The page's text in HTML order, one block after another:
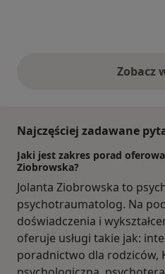
Zobacz
Najczęściej zadawane
Jaki jest zakres porad
Ziobrowska?
Jolanta Ziobrowska to
psychotraumatolog. Na
doświadczenia i
oferuje usługi takie jak:
poradnictwo dla rodziców,